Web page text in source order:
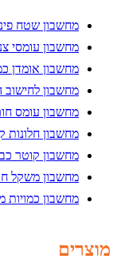
מחשבון שטח
מחשבון עומסי
מחשבון אומדן
מחשבון לחישוב
מחשבון עומס
מחשבון חלונות
מחשבון קוטר
מחשבון משקל
מחשבון כמויות
מוצרים